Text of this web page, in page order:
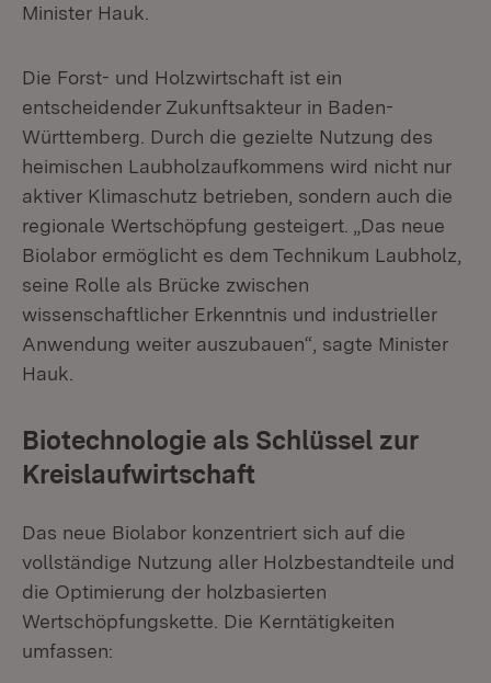
Minister Hauk.
Die Forst- und Holzwirtschaft ist ein
entscheidender Zukunftsakteur in Baden-
Württemberg. Durch die gezielte Nutzung des
heimischen Laubholzaufkommens wird nicht nur
aktiver Klimaschutz betrieben, sondern auch die
regionale Wertschöpfung gesteigert. „Das neue
Biolabor ermöglicht es dem Technikum Laubholz,
seine Rolle als Brücke zwischen
wissenschaftlicher Erkenntnis und industrieller
Anwendung weiter auszubauen“, sagte Minister
Hauk.
Biotechnologie als Schlüssel zur
Kreislaufwirtschaft
Das neue Biolabor konzentriert sich auf die
vollständige Nutzung aller Holzbestandteile und
die Optimierung der holzbasierten
Wertschöpfungskette. Die Kerntätigkeiten
umfassen: